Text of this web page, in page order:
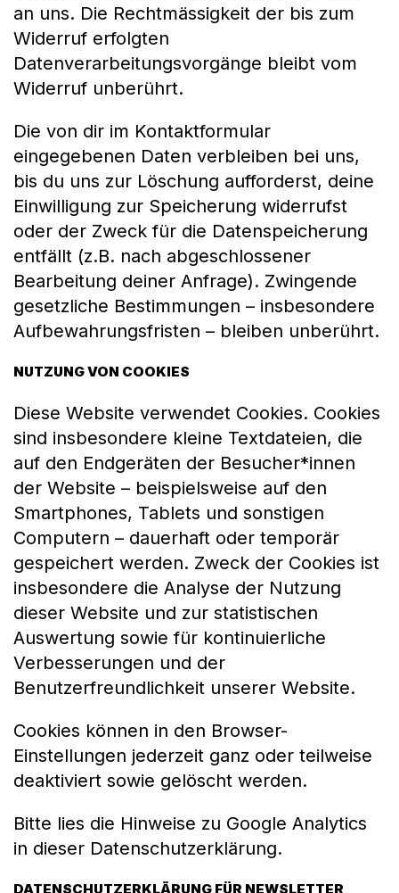
an uns. Die Rechtmässigkeit der bis zum
Widerruf erfolgten
Datenverarbeitungsvorgänge bleibt vom
Widerruf unberührt.
Die von dir im Kontaktformular
eingegebenen Daten verbleiben bei uns,
bis du uns zur Löschung aufforderst, deine
Einwilligung zur Speicherung widerrufst
oder der Zweck für die Datenspeicherung
entfällt (z.B. nach abgeschlossener
Bearbeitung deiner Anfrage). Zwingende
gesetzliche Bestimmungen – insbesondere
Aufbewahrungsfristen – bleiben unberührt.
NUTZUNG VON COOKIES
Diese Website verwendet Cookies. Cookies
sind insbesondere kleine Textdateien, die
auf den Endgeräten der Besucher*innen
der Website – beispielsweise auf den
Smartphones, Tablets und sonstigen
Computern – dauerhaft oder temporär
gespeichert werden. Zweck der Cookies ist
insbesondere die Analyse der Nutzung
dieser Website und zur statistischen
Auswertung sowie für kontinuierliche
Verbesserungen und der
Benutzerfreundlichkeit unserer Website.
Cookies können in den Browser-
Einstellungen jederzeit ganz oder teilweise
deaktiviert sowie gelöscht werden.
Bitte lies die Hinweise zu Google Analytics
in dieser Datenschutzerklärung.
DATENSCHUTZERKLÄRUNG FÜR NEWSLETTER